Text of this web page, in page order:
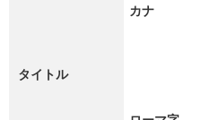
タイトル
カナ